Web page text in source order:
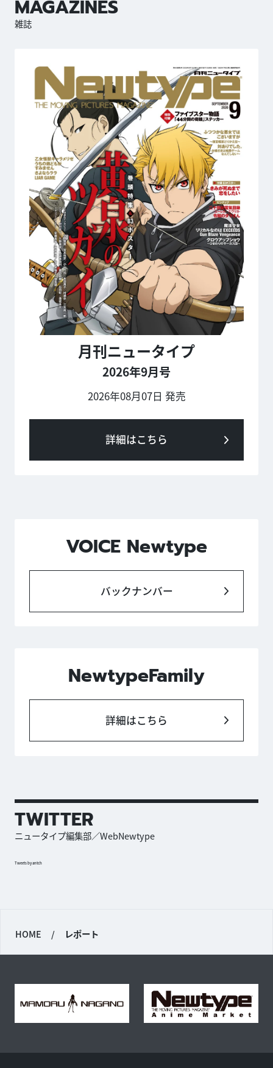
MAGAZINES
雑誌
月刊ニュータイプ
2026年9月号
2026年08月07日 発売
詳細はこちら
VOICE Newtype
バックナンバー
NewtypeFamily
詳細はこちら
TWITTER
ニュータイプ編集部／WebNewtype
Tweets by antch
HOME / レポート